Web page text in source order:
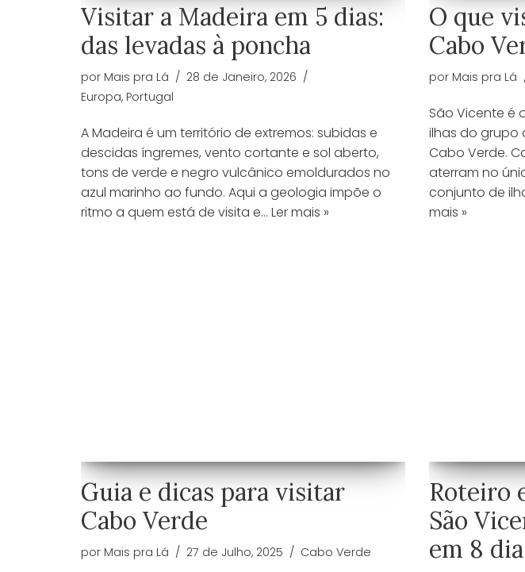
Visitar a Madeira em 5 dias:
das levadas à poncha
por Mais pra Lá
28 de Janeiro, 2026
Europa, Portugal
A Madeira é um território de extremos: subidas e
descidas íngremes, vento cortante e sol aberto,
tons de verde e negro vulcânico emoldurados no
azul marinho ao fundo. Aqui a geologia impõe o
ritmo a quem está de visita e… Ler mais »
O que
Cabo
por Mais pra Lá
São Vicente é
ilhas do grupo
Cabo Verde.
aterram no
conjunto de
mais »
Guia e dicas para visitar
Cabo Verde
por Mais pra Lá 27 de Julho, 2025 Cabo Verde
Roteiro
São
em 8